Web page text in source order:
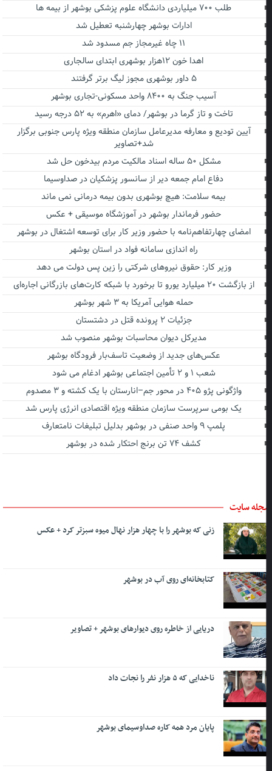
طلب ۷۰۰ میلیاردی دانشگاه علوم پزشکی بوشهر از بیمه ها
ادارات بوشهر چهارشنبه تعطیل شد
اهدا خون ۱۲هزار بوشهری ابتدای سالجاری
آسیب جنگ به ۸۴۰۰ واحد مسکونی-تجاری بوشهر
تاخت و تاز گرما در بوشهر/ دمای «اهرم» به ۵۲ درجه رسید
آیین تودیع و معارفه مدیرعامل سازمان منطقه ویژه پارس جنوبی برگزار
شد+تصاویر
مشکل ۵۰ ساله اسناد مالکیت مردم بیدخون حل شد
دفاع امام جمعه دیر از سانسور پزشکیان در صداوسیما
بیمه سلامت: هیچ بوشهری بدون بیمه درمانی نمی ماند
حضور فرماندار بوشهر در آموزشگاه موسیقی + عکس
امضای چهارتفاهم‌نامه با حضور وزیر کار برای توسعه اشتغال در بوشهر
راه اندازی سامانه فواد در استان بوشهر
وزیر کار: حقوق نیروهای شرکتی را زین پس دولت می دهد
از بازگشت ۲۰ میلیارد یورو تا برخورد با شبکه کارت‌های بازرگانی اجاره‌ای
حمله هوایی آمریکا به ۳ شهر بوشهر
جزئیات ۲ پرونده قتل در دشتستان
مدیرکل دیوان محاسبات بوشهر منصوب شد
عکس‌های جدید از وضعیت تاسف‌بار فرودگاه بوشهر
شعب ۱ و ۲ تأمین اجتماعی بوشهر ادغام می شود
واژگونی پژو ۴۰۵ در محور جم–انارستان با یک کشته و ۳ مصدوم
یک بومی سرپرست سازمان منطقه ویژه اقتصادی انرژی پارس شد
پلمپ ۹ واحد صنفی در بوشهر بدلیل تبلیغات نامتعارف
کشف ۷۴ تن برنج احتکار شده در بوشهر
سایت
زنی که بوشهر را با چهار هزار نهال میوه سبزتر کرد + عکس
کتابخانه‌ای روی آب در بوشهر
دریایی از خاطره روی دیوارهای بوشهر + تصاویر
ناخدایی که ۵ هزار نفر را نجات داد
پایان مرد همه کاره صداوسیمای بوشهر